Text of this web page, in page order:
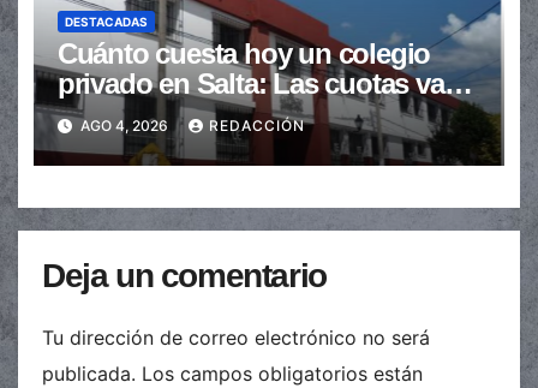
DESTACADAS
Cuánto cuesta hoy un colegio
privado en Salta: Las cuotas van
de $110.000 a más de $600.000
AGO 4, 2026 REDACCIÓN
Deja un comentario
Tu dirección de correo electrónico no será
publicada. Los campos obligatorios están